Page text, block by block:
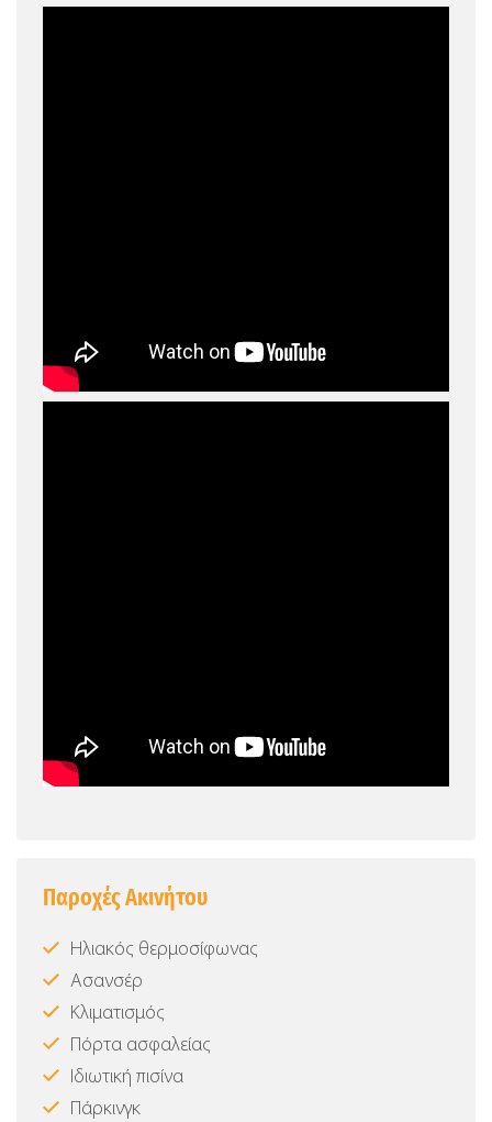
Παροχές Ακινήτου
Ηλιακός θερμοσίφωνας
Ασανσέρ
Κλιματισμός
Πόρτα ασφαλείας
Ιδιωτική πισίνα
Πάρκινγκ